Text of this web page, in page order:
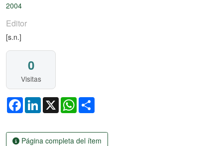
2004
Editor
[s.n.]
0
Visitas
FacebookLinkedIn
X WhatsApp
Página completa del ítem